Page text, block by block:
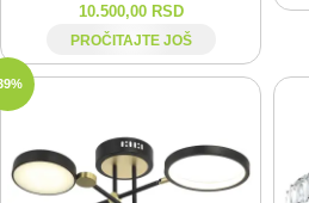
10.500,00 RSD
PROČITAJTE JOŠ